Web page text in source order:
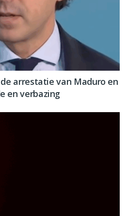
arrestatie van Maduro en
en verbazing